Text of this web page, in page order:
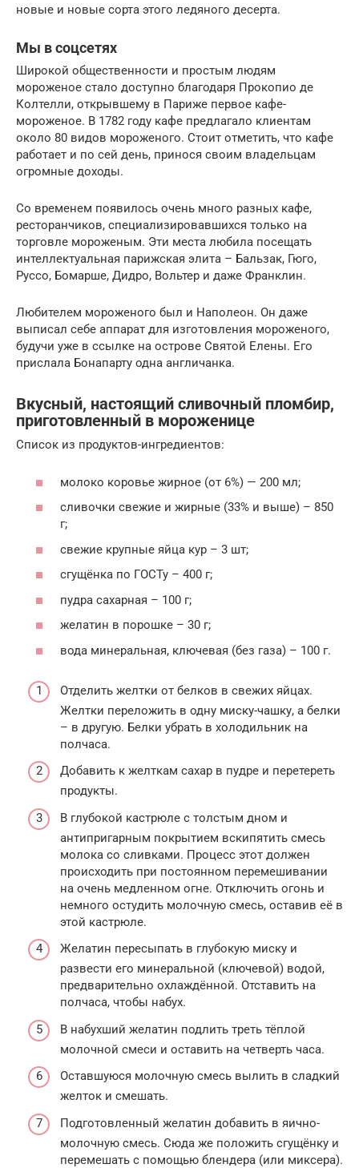
новые и новые сорта этого ледяного десерта.
Мы в соцсетях
Широкой общественности и простым людям
мороженое стало доступно благодаря Прокопио де
Колтелли, открывшему в Париже первое кафе-
мороженое. В 1782 году кафе предлагало клиентам
около 80 видов мороженого. Стоит отметить, что кафе
работает и по сей день, принося своим владельцам
огромные доходы.
Со временем появилось очень много разных кафе,
ресторанчиков, специализировавшихся только на
торговле мороженым. Эти места любила посещать
интеллектуальная парижская элита – Бальзак, Гюго,
Руссо, Бомарше, Дидро, Вольтер и даже Франклин.
Любителем мороженого был и Наполеон. Он даже
выписал себе аппарат для изготовления мороженого,
будучи уже в ссылке на острове Святой Елены. Его
прислала Бонапарту одна англичанка.
Вкусный, настоящий сливочный пломбир,
приготовленный в мороженице
Список из продуктов-ингредиентов:
молоко коровье жирное (от 6%) — 200 мл;
сливочки свежие и жирные (33% и выше) – 850
г;
свежие крупные яйца кур – 3 шт;
сгущёнка по ГОСТу – 400 г;
пудра сахарная – 100 г;
желатин в порошке – 30 г;
вода минеральная, ключевая (без газа) – 100 г.
Отделить желтки от белков в свежих яйцах.
Желтки переложить в одну миску-чашку, а белки
– в другую. Белки убрать в холодильник на
полчаса.
Добавить к желткам сахар в пудре и перетереть
продукты.
В глубокой кастрюле с толстым дном и
антипригарным покрытием вскипятить смесь
молока со сливками. Процесс этот должен
происходить при постоянном перемешивании
на очень медленном огне. Отключить огонь и
немного остудить молочную смесь, оставив её в
этой кастрюле.
Желатин пересыпать в глубокую миску и
развести его минеральной (ключевой) водой,
предварительно охлаждённой. Отставить на
полчаса, чтобы набух.
В набухший желатин подлить треть тёплой
молочной смеси и оставить на четверть часа.
Оставшуюся молочную смесь вылить в сладкий
желток и смешать.
Подготовленный желатин добавить в яично-
молочную смесь. Сюда же положить сгущёнку и
перемешать с помощью блендера (или миксера).